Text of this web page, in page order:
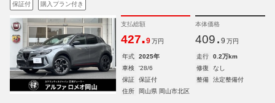
保証付 購入プラン付き
支払総額
427.9 万円
本体価格
409. 9 万円
年式 2025年 走行
0.2万km
車検
'28/6 修復
なし
保証
保証付 整備
法定整備付
住所
岡山県 岡山市北区